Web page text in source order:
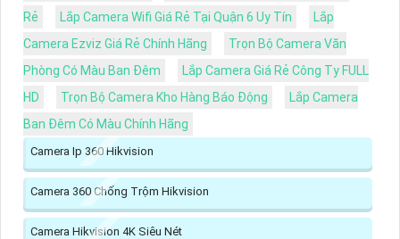
Rẻ
Lắp Camera Wifi Giá Rẻ Tại Quận 6 Uy Tín
Lắp
Camera Ezviz Giá Rẻ Chính Hãng
Trọn Bộ Camera Văn
Phòng Có Màu Ban Đêm
Lắp Camera Giá Rẻ Công Ty FULL
HD
Trọn Bộ Camera Kho Hàng Báo Động
Lắp Camera
Ban Đêm Có Màu Chính Hãng
Camera Ip 360 Hikvision
Camera 360 Chống Trộm Hikvision
Camera Hikvision 4K Siêu Nét